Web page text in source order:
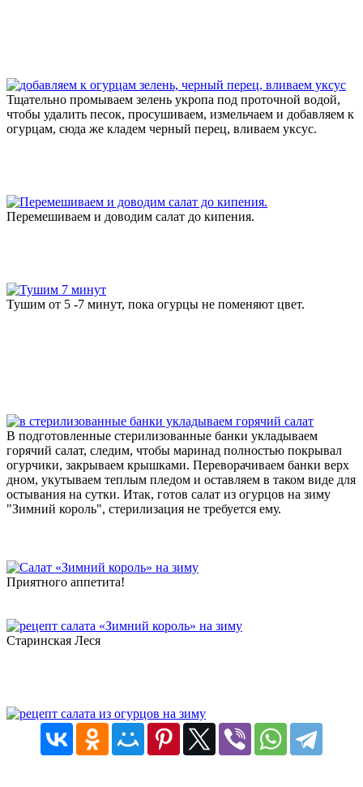
Тщательно промываем зелень укропа под проточной водой,
чтобы удалить песок, просушиваем, измельчаем и добавляем к
огурцам, сюда же кладем черный перец, вливаем уксус.
Перемешиваем и доводим салат до кипения.
Тушим от 5 -7 минут, пока огурцы не поменяют цвет.
В подготовленные стерилизованные банки укладываем
горячий салат, следим, чтобы маринад полностью покрывал
огурчики, закрываем крышками. Переворачиваем банки верх
дном, укутываем теплым пледом и оставляем в таком виде для
остывания на сутки. Итак, готов салат из огурцов на зиму
"Зимний король", стерилизация не требуется ему.
Приятного аппетита!
Старинская Леся